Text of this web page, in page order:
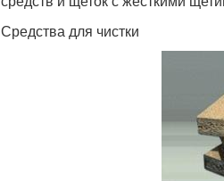
Средства для чистки